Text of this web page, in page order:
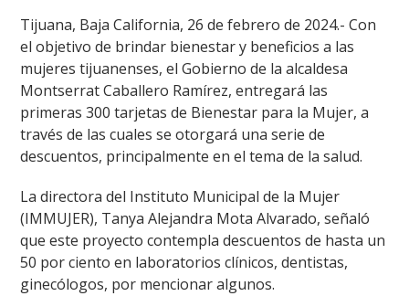
Tijuana, Baja California, 26 de febrero de 2024.- Con
el objetivo de brindar bienestar y beneficios a las
mujeres tijuanenses, el Gobierno de la alcaldesa
Montserrat Caballero Ramírez, entregará las
primeras 300 tarjetas de Bienestar para la Mujer, a
través de las cuales se otorgará una serie de
descuentos, principalmente en el tema de la salud.
La directora del Instituto Municipal de la Mujer
(IMMUJER), Tanya Alejandra Mota Alvarado, señaló
que este proyecto contempla descuentos de hasta un
50 por ciento en laboratorios clínicos, dentistas,
ginecólogos, por mencionar algunos.